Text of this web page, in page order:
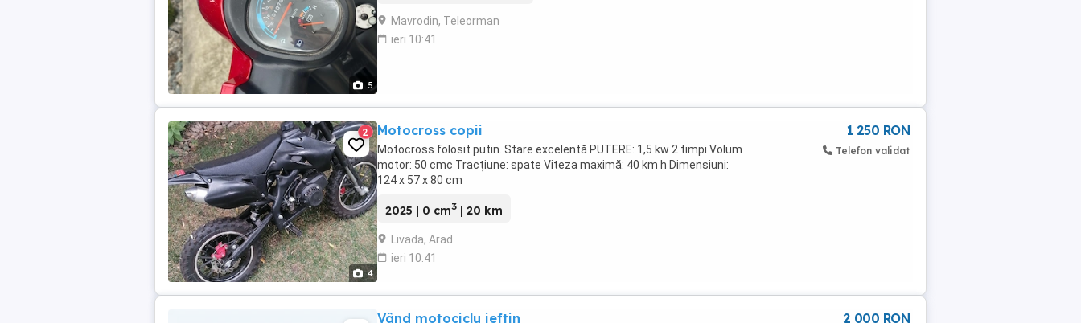
5
Mavrodin, Teleorman
ieri 10:41
4
2 Motocross copii
Motocross folosit putin. Stare excelentă PUTERE: 1,5 kw 2 timpi Volum
motor: 50 cmc Tracțiune: spate Viteza maximă: 40 km h Dimensiuni:
124 x 57 x 80 cm
2025 | 0 cm3 | 20 km
Livada, Arad
ieri 10:41
1 250 RON
Telefon validat
Vând motociclu ieftin 2 000 RON